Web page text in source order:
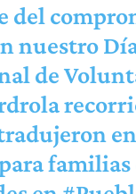
del
nuestro
de
familias